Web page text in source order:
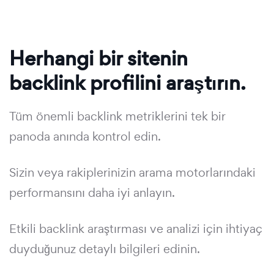
Herhangi bir sitenin
backlink profilini araştırın.
Tüm önemli backlink metriklerini tek bir
panoda anında kontrol edin.
Sizin veya rakiplerinizin arama motorlarındaki
performansını daha iyi anlayın.
Etkili backlink araştırması ve analizi için ihtiyaç
duyduğunuz detaylı bilgileri edinin.